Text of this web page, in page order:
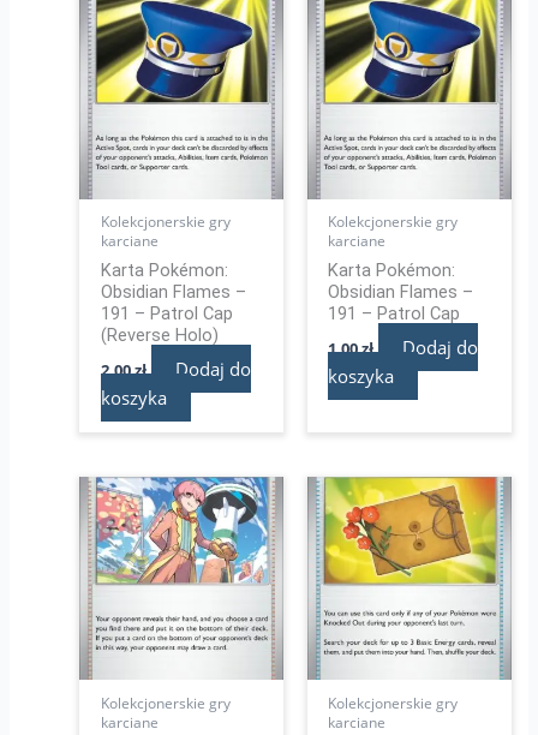
Kolekcjonerskie gry
karciane
Karta Pokémon:
Obsidian Flames –
191 – Patrol Cap
(Reverse Holo)
2,00zł
Dodaj do
koszyka
Kolekcjonerskie gry
karciane
Karta Pokémon:
Obsidian Flames –
191 – Patrol Cap
1,00zł
Dodaj do
koszyka
Kolekcjonerskie gry
karciane
Kolekcjonerskie gry
karciane